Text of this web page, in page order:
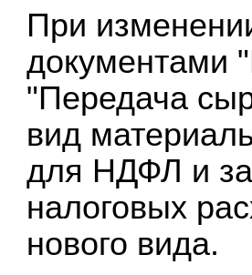
При
документами
"Передача
вид
для НДФЛ и
налоговых
нового вида.